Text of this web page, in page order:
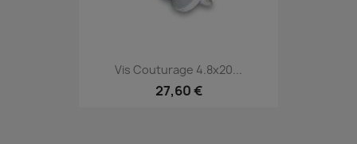
Vis Couturage 4.8x20...
27,60 €